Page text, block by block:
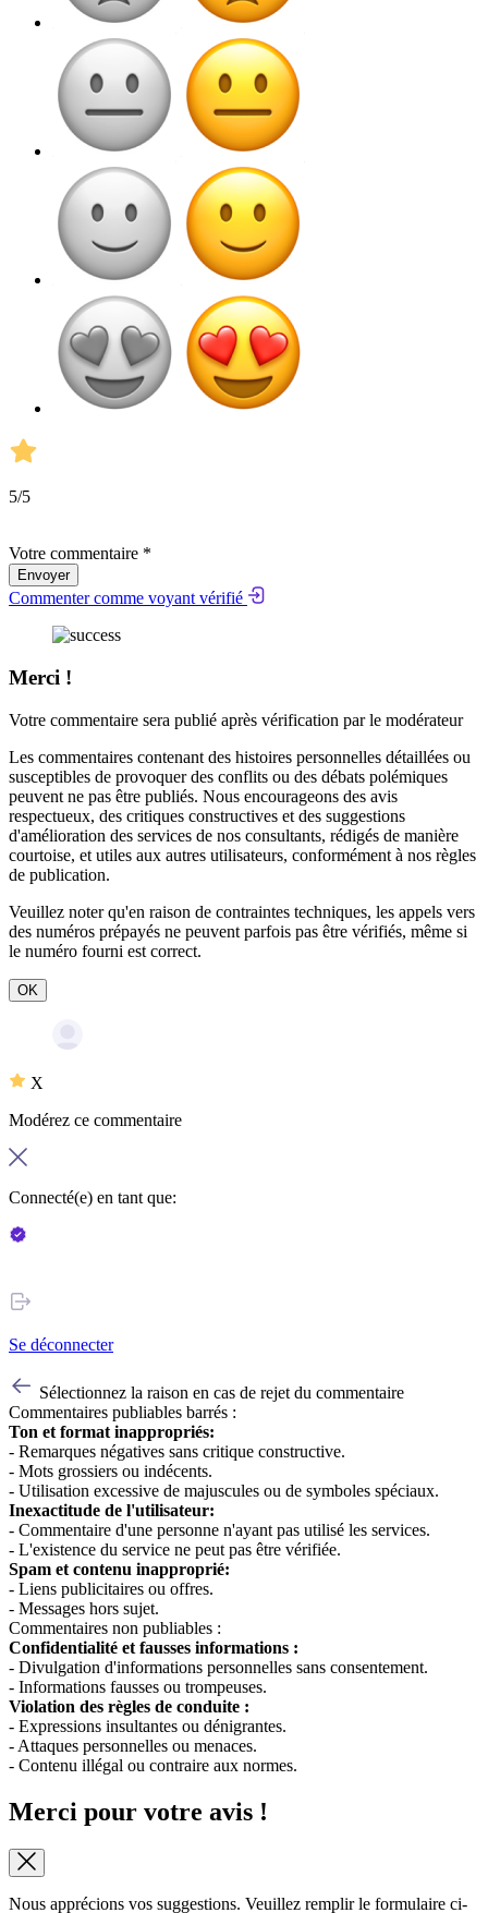
5/5
Votre commentaire *
Envoyer
Commenter comme voyant vérifié
Merci !
Votre commentaire sera publié après vérification par le modérateur
Les commentaires contenant des histoires personnelles détaillées ou
susceptibles de provoquer des conflits ou des débats polémiques
peuvent ne pas être publiés. Nous encourageons des avis
respectueux, des critiques constructives et des suggestions
d'amélioration des services de nos consultants, rédigés de manière
courtoise, et utiles aux autres utilisateurs, conformément à nos règles
de publication.
Veuillez noter qu'en raison de contraintes techniques, les appels vers
des numéros prépayés ne peuvent parfois pas être vérifiés, même si
le numéro fourni est correct.
OK
X
Modérez ce commentaire
Connecté(e) en tant que:
Se déconnecter
Sélectionnez la raison en cas de rejet du commentaire
Commentaires publiables barrés :
Ton et format inappropriés:
- Remarques négatives sans critique constructive.
- Mots grossiers ou indécents.
- Utilisation excessive de majuscules ou de symboles spéciaux.
Inexactitude de l'utilisateur:
- Commentaire d'une personne n'ayant pas utilisé les services.
- L'existence du service ne peut pas être vérifiée.
Spam et contenu inapproprié:
- Liens publicitaires ou offres.
- Messages hors sujet.
Commentaires non publiables :
Confidentialité et fausses informations :
- Divulgation d'informations personnelles sans consentement.
- Informations fausses ou trompeuses.
Violation des règles de conduite :
- Expressions insultantes ou dénigrantes.
- Attaques personnelles ou menaces.
- Contenu illégal ou contraire aux normes.
Merci pour votre avis !
Nous apprécions vos suggestions. Veuillez remplir le formulaire ci-